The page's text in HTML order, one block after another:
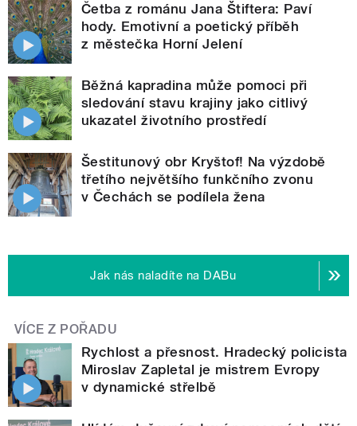
Četba z románu Jana Štiftera: Paví
hody. Emotivní a poetický příběh
z městečka Horní Jelení
Běžná kapradina může pomoci při
sledování stavu krajiny jako citlivý
ukazatel životního prostředí
Šestitunový obr Kryštof! Na výzdobě
třetího největšího funkčního zvonu
v Čechách se podílela žena
Jak nás naladíte na DABu
VÍCE Z POŘADU
Rychlost a přesnost. Hradecký policista
Miroslav Zapletal je mistrem Evropy
v dynamické střelbě